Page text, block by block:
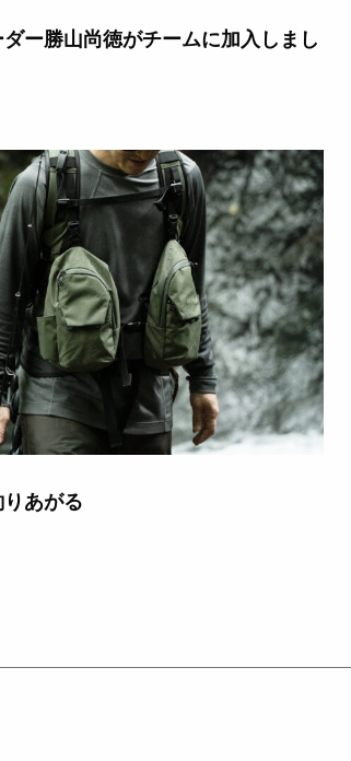
ー勝山尚徳がチームに加入しまし
あがる